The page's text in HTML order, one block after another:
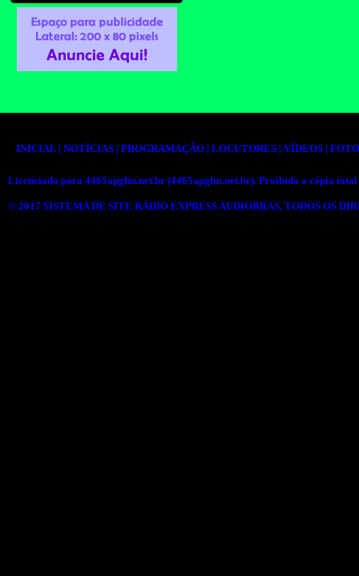
INICIAL NOTÍCIAS PROGRAMAÇÃO LOCUTORES VÍDEOS
Licenciado para 4465apgfm.net.br (4465apgfm.net.br). Proibida a cópia total
© 2017 SISTEMA DE SITE RÁDIO EXPRESS AUDIOBRAS, TODOS OS